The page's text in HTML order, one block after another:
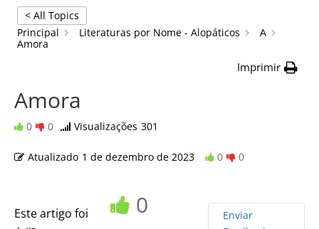
< All Topics
Principal
Literaturas por Nome - Alopáticos
A
Amora
Imprimir
Amora
0 0 Visualizações 301
Atualizado 1 de dezembro de 2023 0 0
Este artigo foi
0
Enviar